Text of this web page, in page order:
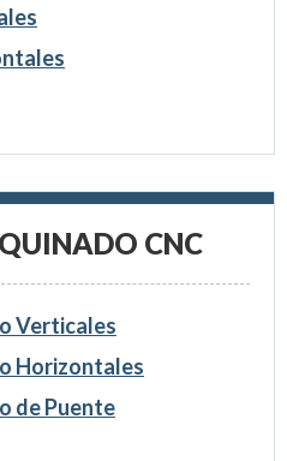
CNC
Verticales
Horizontales
de Puente